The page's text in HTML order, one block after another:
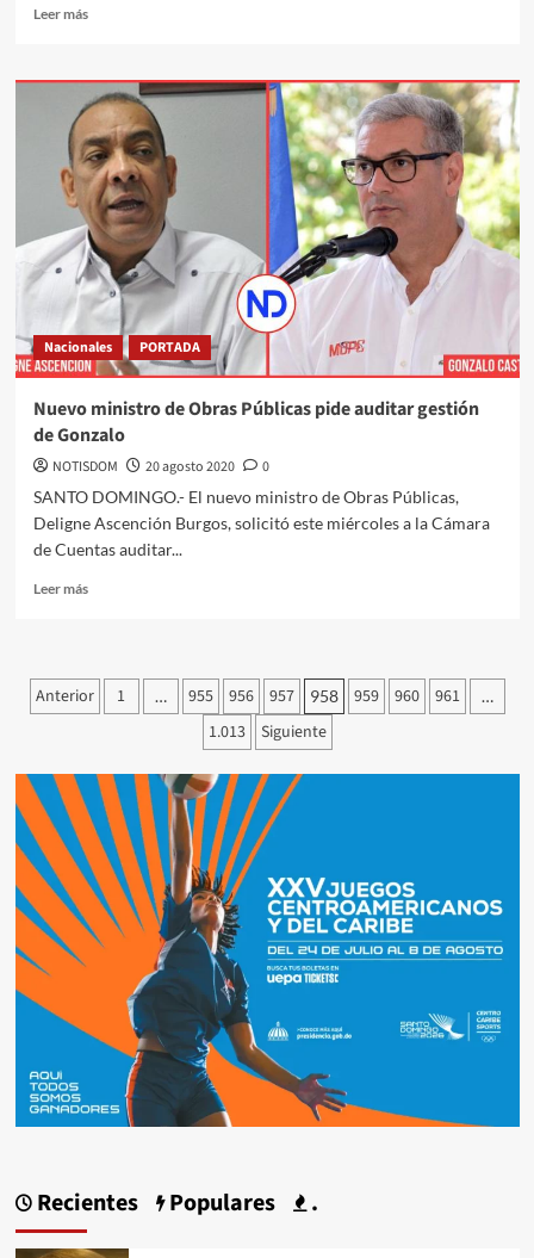
Leer más
Nacionales PORTADA
Nuevo ministro de Obras Públicas pide auditar gestión
de Gonzalo
NOTISDOM 20 agosto 2020
0
SANTO DOMINGO.- El nuevo ministro de Obras Públicas,
Deligne Ascención Burgos, solicitó este miércoles a la Cámara
de Cuentas auditar...
Leer más
Anterior 1 … 955 956 957 958 959 960 961 …
1.013 Siguiente
Recientes Populares .